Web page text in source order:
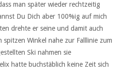
man später wieder rechtzeitig
Du Dich aber 100%ig auf mich
drehte er seine und damit auch
spitzen Winkel nahe zur Falllinie zum
Ski nahmen sie
hatte buchstäblich keine Zeit sich